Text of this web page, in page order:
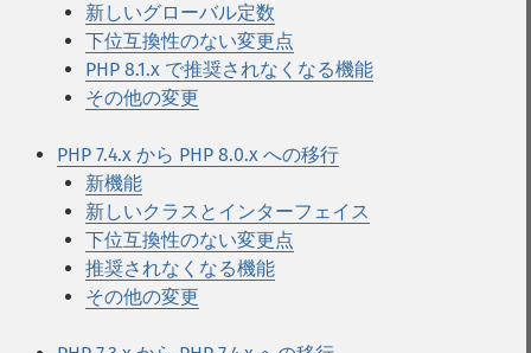
新しいグローバル定数
下位互換性のない変更点
PHP 8.1.x で推奨されなくなる機能
その他の変更
PHP 7.4.x から PHP 8.0.x への移行
新機能
新しいクラスとインターフェイス
下位互換性のない変更点
推奨されなくなる機能
その他の変更